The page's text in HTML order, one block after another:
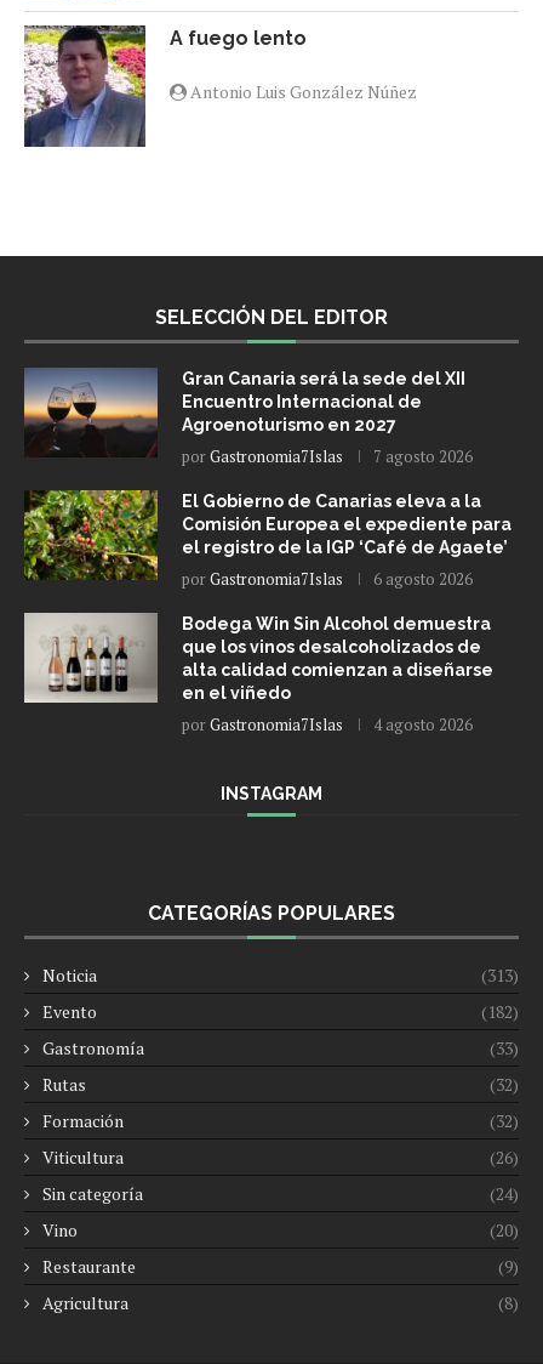
A fuego lento
Antonio Luis González Núñez
SELECCIÓN DEL EDITOR
Gran Canaria será la sede del XII
Encuentro Internacional de
Agroenoturismo en 2027
porGastronomia7Islas 7 agosto 2026
El Gobierno de Canarias eleva a la
Comisión Europea el expediente para
el registro de la IGP ‘Café de Agaete’
porGastronomia7Islas 6 agosto 2026
Bodega Win Sin Alcohol demuestra
que los vinos desalcoholizados de
alta calidad comienzan a diseñarse
en el viñedo
porGastronomia7Islas 4 agosto 2026
INSTAGRAM
CATEGORÍAS POPULARES
Noticia
(313)
Evento
(182)
Gastronomía
(33)
Rutas
(32)
Formación
(32)
Viticultura
(26)
Sin categoría
(24)
Vino
(20)
Restaurante
(9)
Agricultura
(8)